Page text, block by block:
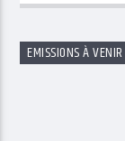
EMISSIONS À VENIR